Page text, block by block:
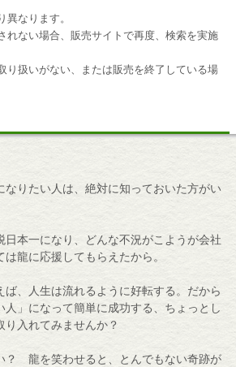
なります。
れない場合、販売サイトで再度、検索を実施
り扱いがない、または販売を終了している場
りたい人は、絶対に知っておいた方がい
本一になり、どんな不況がこようが会社
龍に応援してもらえたから。
、人生は流れるように好転する。だから
人」になって簡単に成功する、ちょっとし
り入れてみませんか？
？ 龍を笑わせると、とんでもない奇跡が